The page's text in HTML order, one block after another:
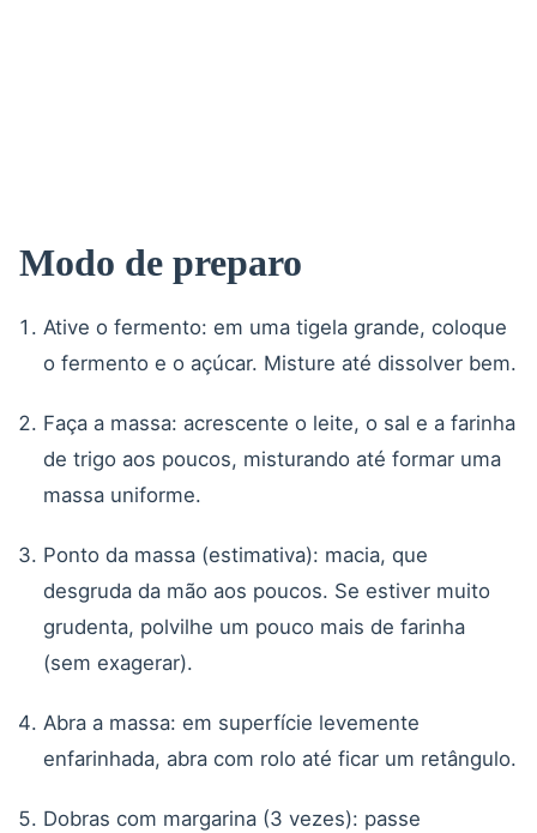
Modo de preparo
Ative o fermento: em uma tigela grande, coloque
o fermento e o açúcar. Misture até dissolver bem.
Faça a massa: acrescente o leite, o sal e a farinha
de trigo aos poucos, misturando até formar uma
massa uniforme.
Ponto da massa (estimativa): macia, que
desgruda da mão aos poucos. Se estiver muito
grudenta, polvilhe um pouco mais de farinha
(sem exagerar).
Abra a massa: em superfície levemente
enfarinhada, abra com rolo até ficar um retângulo.
Dobras com margarina (3 vezes): passe